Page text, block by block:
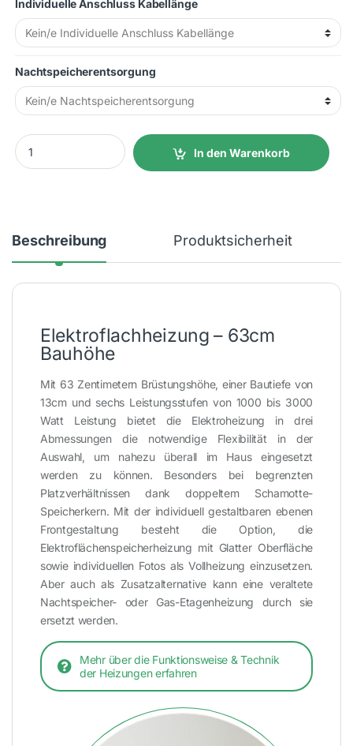
Individuelle Anschluss Kabellänge
Nachtspeicherentsorgung
3000W 99x63x13cm (LxHxT) 80 kg Festanschluss quantity
In den Warenkorb
Beschreibung Produktsicherheit
Elektroflachheizung – 63cm
Bauhöhe
Mit 63 Zentimetern Brüstungshöhe, einer Bautiefe von
13cm und sechs Leistungsstufen von 1000 bis 3000
Watt Leistung bietet die Elektroheizung in drei
Abmessungen die notwendige Flexibilität in der
Auswahl, um nahezu überall im Haus eingesetzt
werden zu können. Besonders bei begrenzten
Platzverhältnissen dank doppeltem Schamotte-
Speicherkern. Mit der individuell gestaltbaren ebenen
Frontgestaltung besteht die Option, die
Elektroflächenspeicherheizung mit Glatter Oberfläche
sowie individuellen Fotos als Vollheizung einzusetzen.
Aber auch als Zusatzalternative kann eine veraltete
Nachtspeicher- oder Gas-Etagenheizung durch sie
ersetzt werden.
Mehr über die Funktionsweise & Technik
der Heizungen erfahren